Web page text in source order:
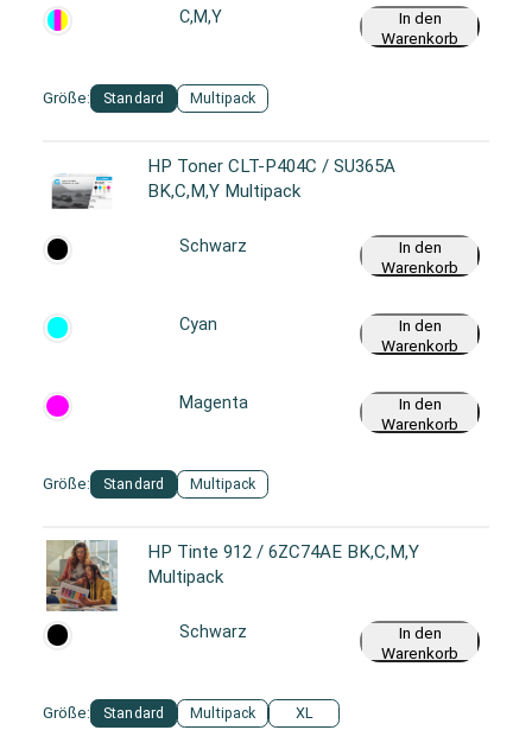
Größe: Standard Multipack
C,M,Y
In den
Warenkorb
HP Toner CLT-P404C / SU365A
BK,C,M,Y Multipack
Größe: Standard Multipack
Cyan
In den
Warenkorb
Magenta
In den
Warenkorb
Schwarz
In den
Warenkorb
HP Tinte 912 / 6ZC74AE BK,C,M,Y
Multipack
Größe: Standard Multipack XL
Schwarz
In den
Warenkorb